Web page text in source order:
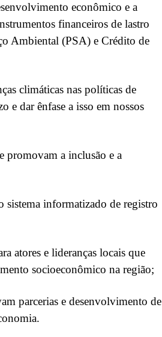
econômico e a
financeiros de lastro
Ambiental (PSA) e Crédito de
climáticas nas políticas de
e dar ênfase a isso em nossos
promovam a inclusão e a
sistema informatizado de registro
atores e lideranças locais que
socioeconômico na região;
parcerias e desenvolvimento de